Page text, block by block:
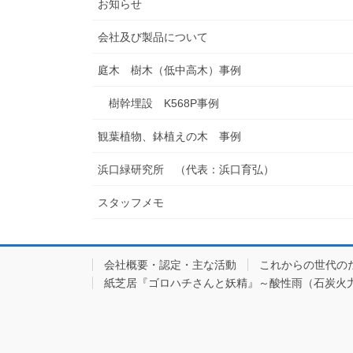
お知らせ
会社及び製品について
庭木 樹木（低中高木）事例
樹幹埋設 K568P事例
観葉植物、鉢植えの木 事例
浜口緑研究所 （代表：浜口育弘）
スタッフメモ
会社概要・認定・主な活動
これからの世代の
紙芝居『ゴロハチさんと妖精』～酸性雨（石炭火